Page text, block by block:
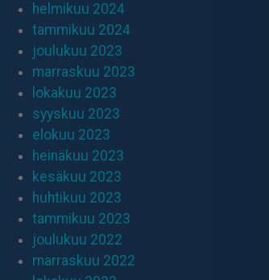
helmikuu 2024
tammikuu 2024
joulukuu 2023
marraskuu 2023
lokakuu 2023
syyskuu 2023
elokuu 2023
heinäkuu 2023
kesäkuu 2023
huhtikuu 2023
tammikuu 2023
joulukuu 2022
marraskuu 2022